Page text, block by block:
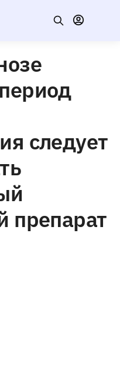
следует
препарат